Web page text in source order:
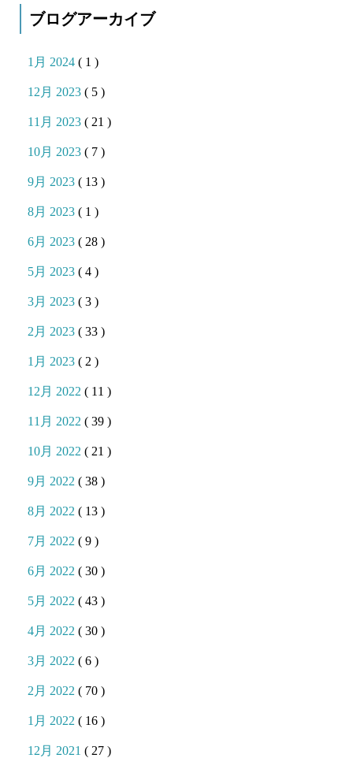
ブログアーカイブ
1月 2024( 1 )
12月 2023( 5 )
11月 2023( 21 )
10月 2023( 7 )
9月 2023( 13 )
8月 2023( 1 )
6月 2023( 28 )
5月 2023( 4 )
3月 2023( 3 )
2月 2023( 33 )
1月 2023( 2 )
12月 2022( 11 )
11月 2022( 39 )
10月 2022( 21 )
9月 2022( 38 )
8月 2022( 13 )
7月 2022( 9 )
6月 2022( 30 )
5月 2022( 43 )
4月 2022( 30 )
3月 2022( 6 )
2月 2022( 70 )
1月 2022( 16 )
12月 2021( 27 )